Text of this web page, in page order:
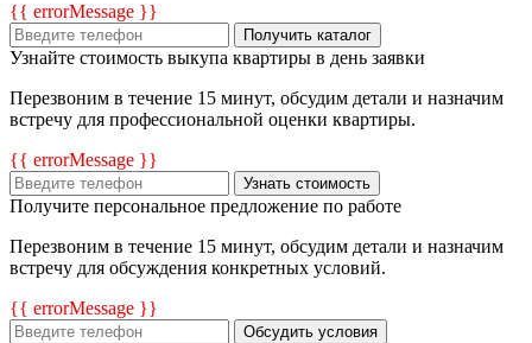
{{ errorMessage }}
Получить каталог
Узнайте стоимость выкупа квартиры в день заявки
Перезвоним в течение 15 минут, обсудим детали и назначим
встречу для профессиональной оценки квартиры.
{{ errorMessage }}
Узнать стоимость
Получите персональное предложение по работе
Перезвоним в течение 15 минут, обсудим детали и назначим
встречу для обсуждения конкретных условий.
{{ errorMessage }}
Обсудить условия